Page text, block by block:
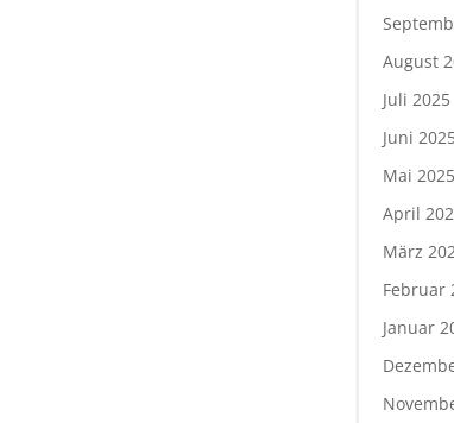
August
Juli 2025
Juni
Mai 2025
April
März
Februar
Januar